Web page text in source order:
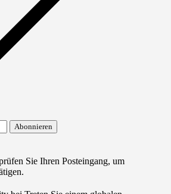
Abonnieren
Sie Ihren Posteingang, um